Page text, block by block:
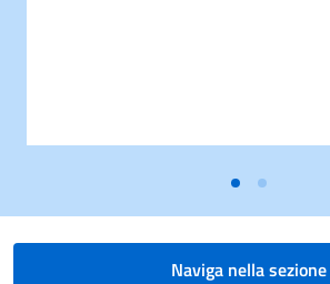
Naviga nella sezione